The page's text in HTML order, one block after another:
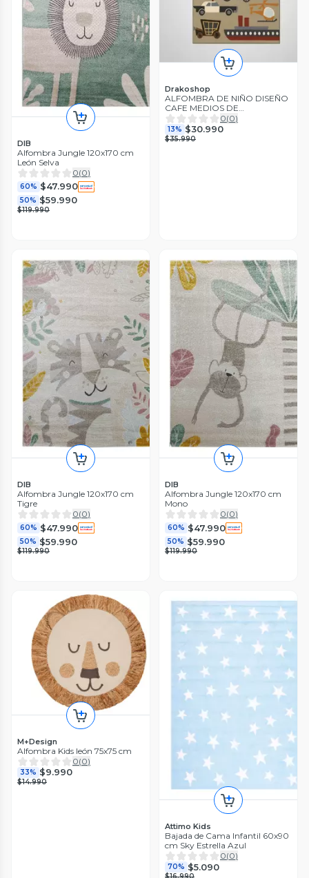
DIB
Alfombra Jungle 120x170 cm
León Selva
0(0)
60% $47.990
50% $59.990
$119.990
Drakoshop
ALFOMBRA DE NIÑO DISEÑO
CAFE MEDIOS DE
TRANSPORTE 120X160 CM
WM
0(0)
13% $30.990
$35.990
DIB
Alfombra Jungle 120x170 cm
Tigre
0(0)
60% $47.990
50% $59.990
$119.990
DIB
Alfombra Jungle 120x170 cm
Mono
0(0)
60% $47.990
50% $59.990
$119.990
M+Design
Alfombra Kids león 75x75 cm
0(0)
33% $9.990
$14.990
Attimo Kids
Bajada de Cama Infantil 60x90
cm Sky Estrella Azul
0(0)
70% $5.090